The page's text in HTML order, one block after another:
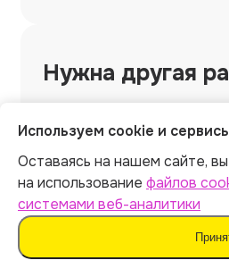
Нужна другая
курсовая
без
Используем cookie и
Оставаясь на нашем сайте,
на использование файлов
системами веб-аналитики